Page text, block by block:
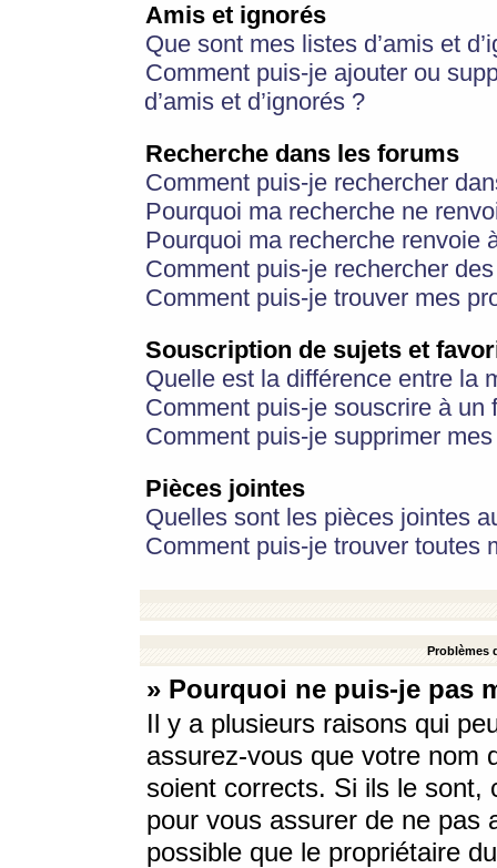
Amis et ignorés
Que sont mes listes d’amis et
Comment puis-je ajouter ou
d’amis et d’ignorés ?
Recherche dans les forums
Comment puis-je rechercher
Pourquoi ma recherche ne
Pourquoi ma recherche renvoie
Comment puis-je rechercher
Comment puis-je trouver mes
Souscription de sujets et
Quelle est la différence entre la
Comment puis-je souscrire à
Comment puis-je supprimer
Pièces jointes
Quelles sont les pièces jointes
Comment puis-je trouver toutes
Problèmes
» Pourquoi ne puis-je pas
Il y a plusieurs raisons qui
assurez-vous que votre nom
soient corrects. Si ils le sont,
pour vous assurer de ne pas
possible que le propriétaire